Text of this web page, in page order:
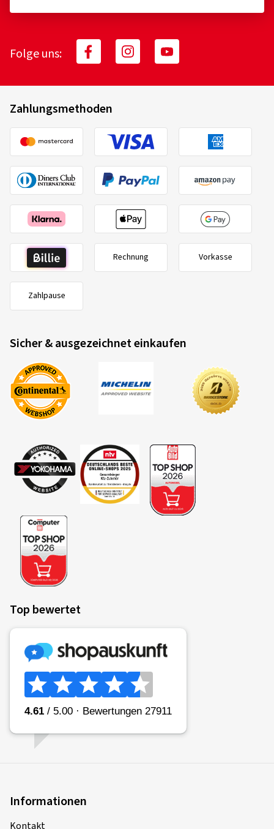
Folge uns:
Zahlungsmethoden
Rechnung Vorkasse
Zahlpause
Sicher & ausgezeichnet einkaufen
Top bewertet
Informationen
Kontakt